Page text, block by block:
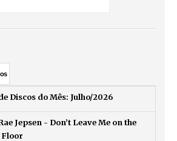
Discos do Mês: Julho/2026
Jepsen - Don’t Leave Me on the
Floor